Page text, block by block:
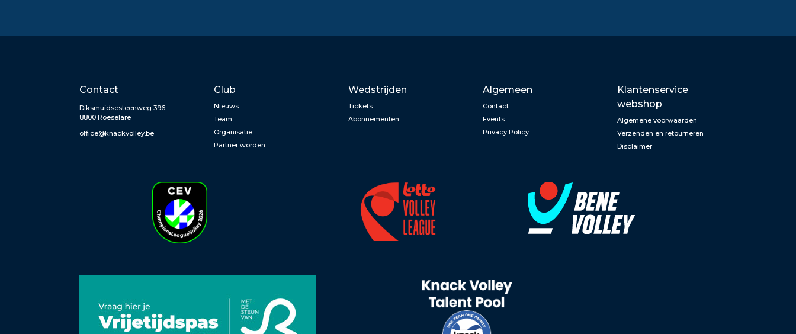
Contact
Diksmuidsesteenweg 396
8800 Roeselare
office@knackvolley.be
Club
Nieuws
Team
Organisatie
Partner worden
Wedstrijden
Tickets
Abonnementen
Algemeen
Contact
Events
Privacy Policy
Klantenservice
webshop
Algemene voorwaarden
Verzenden en retourneren
Disclaimer